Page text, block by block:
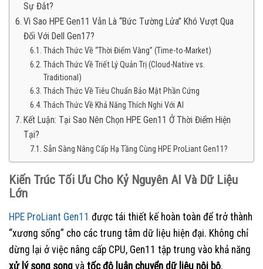
Sự Đắt?
Vì Sao HPE Gen11 Vẫn Là “Bức Tường Lửa” Khó Vượt Qua
Đối Với Dell Gen17?
Thách Thức Về “Thời Điểm Vàng” (Time-to-Market)
Thách Thức Về Triết Lý Quản Trị (Cloud-Native vs.
Traditional)
Thách Thức Về Tiêu Chuẩn Bảo Mật Phần Cứng
Thách Thức Về Khả Năng Thích Nghi Với AI
Kết Luận: Tại Sao Nên Chọn HPE Gen11 Ở Thời Điểm Hiện
Tại?
Sẵn Sàng Nâng Cấp Hạ Tầng Cùng HPE ProLiant Gen11?
Kiến Trúc Tối Ưu Cho Kỷ Nguyên AI Và Dữ Liệu
Lớn
HPE ProLiant Gen11 được tái thiết kế hoàn toàn để trở thành
“xương sống” cho các trung tâm dữ liệu hiện đại. Không chỉ
dừng lại ở việc nâng cấp CPU, Gen11 tập trung vào khả năng
xử lý song song và tốc độ luân chuyển dữ liệu nội bộ.